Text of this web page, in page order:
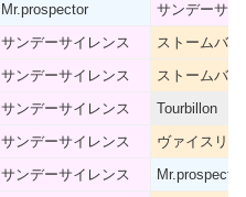
Mr.prospector サンデーサイ
サンデーサイレンス
ストームバー
サンデーサイレンス
ストームバー
サンデーサイレンス Tourbillon
サンデーサイレンス
ヴァイスリ
サンデーサイレンス
Mr.prospector